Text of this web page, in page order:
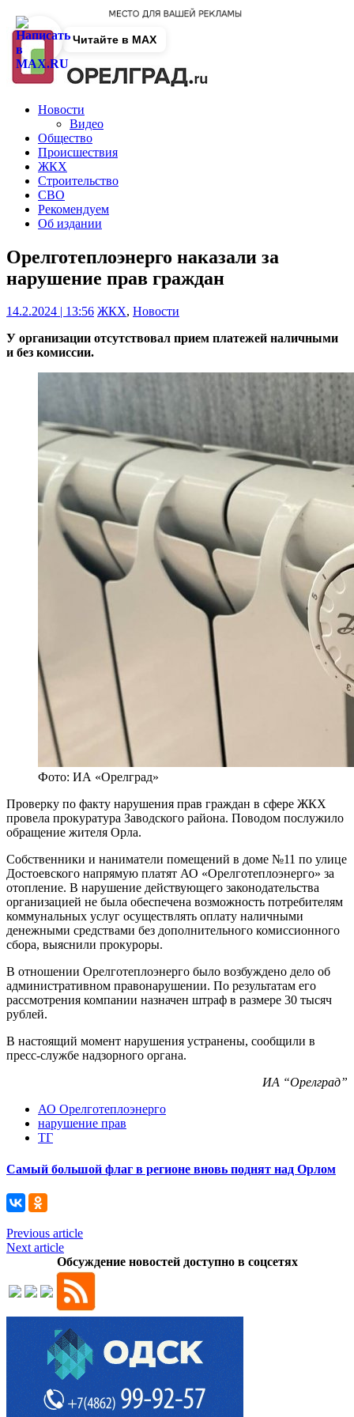
Новости
Видео
Общество
Происшествия
ЖКХ
Строительство
СВО
Рекомендуем
Об издании
Орелготеплоэнерго наказали за
нарушение прав граждан
14.2.2024 | 13:56 ЖКХ, Новости
У организации отсутствовал прием платежей наличными
и без комиссии.
Фото: ИА «Орелград»
Проверку по факту нарушения прав граждан в сфере ЖКХ
провела прокуратура Заводского района. Поводом послужило
обращение жителя Орла.
Собственники и наниматели помещений в доме №11 по улице
Достоевского напрямую платят АО «Орелготеплоэнерго» за
отопление. В нарушение действующего законодательства
организацией не была обеспечена возможность потребителям
коммунальных услуг осуществлять оплату наличными
денежными средствами без дополнительного комиссионного
сбора, выяснили прокуроры.
В отношении Орелготеплоэнерго было возбуждено дело об
административном правонарушении. По результатам его
рассмотрения компании назначен штраф в размере 30 тысяч
рублей.
В настоящий момент нарушения устранены, сообщили в
пресс-службе надзорного органа.
ИА “Орелград”
АО Орелготеплоэнерго
нарушение прав
ТГ
Самый большой флаг в регионе вновь поднят над Орлом
Previous article
Next article
Обсуждение новостей доступно в соцсетях
Читайте в MAX